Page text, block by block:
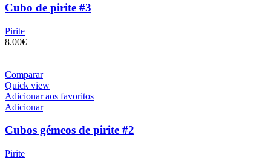
Cubo de pirite #3
Pirite
8.00€
Comparar
Quick view
Adicionar aos favoritos
Adicionar
Cubos gémeos de pirite #2
Pirite